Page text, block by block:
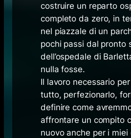
costruire un reparto
completo da zero, in
nel piazzale di un
pochi passi dal pronto
dell’ospedale di
nulla fosse.
Il lavoro necessario
tutto, perfezionarlo,
definire come
affrontare un compito
nuovo anche per i miei